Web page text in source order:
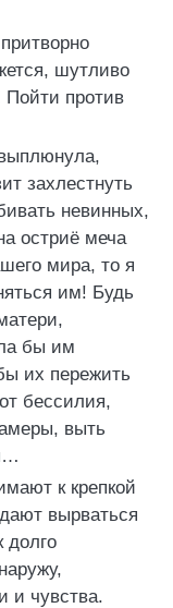
шутливо
против
захлестнуть
невинных,
остриё меча
мира, то я
им! Будь
бы им
их пережить
бессилия,
выть
к крепкой
вырваться
долго
и чувства.